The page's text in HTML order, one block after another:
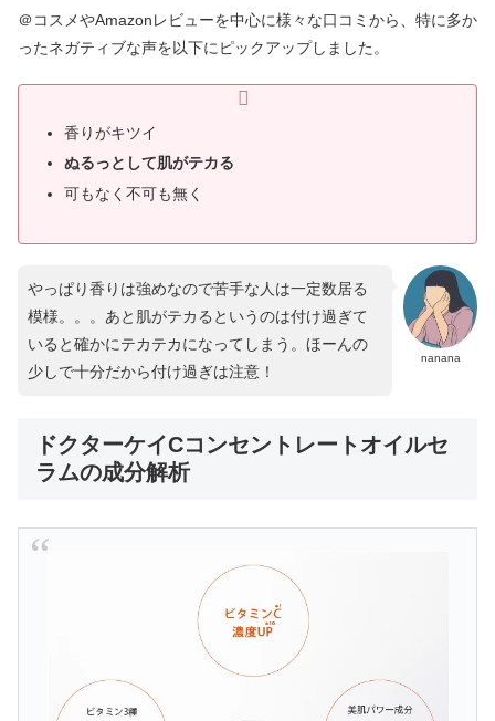
＠コスメやAmazonレビューを中心に様々な口コミから、特に多か
ったネガティブな声を以下にピックアップしました。
香りがキツイ
ぬるっとして肌がテカる
可もなく不可も無く
nanana
やっぱり香りは強めなので苦手な人は一定数居る
模様。。。あと肌がテカるというのは付け過ぎて
いると確かにテカテカになってしまう。ほーんの
少しで十分だから付け過ぎは注意！
ドクターケイCコンセントレートオイルセ
ラムの成分解析